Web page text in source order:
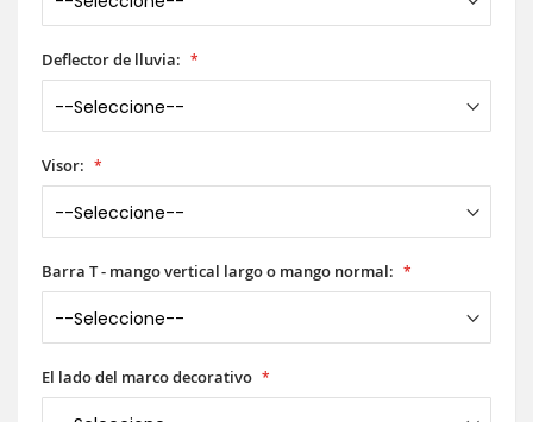
Deflector de lluvia:
Visor:
Barra T - mango vertical largo o mango normal:
El lado del marco decorativo